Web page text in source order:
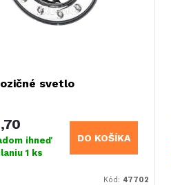
svetlo
ihneď
1 ks
DO KOŠÍKA
Kód: 47702